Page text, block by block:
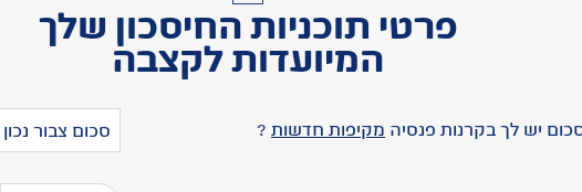
פרטי תוכניות החיסכון שלך
המיועדות לקצבה
יש לך בקרנות פנסיה מקיפות חדשות ?